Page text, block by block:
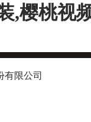
,樱桃视